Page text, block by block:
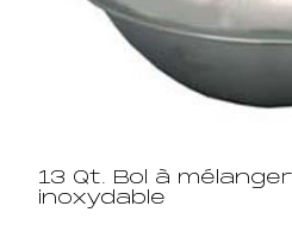
13 Qt. Bol à
inoxydable